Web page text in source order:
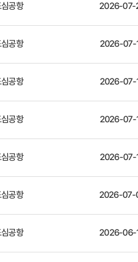
공항 2026-07-
공항 2026-07-
공항 2026-07-
공항 2026-07-
공항 2026-07-
공항 2026-07-
공항 2026-06-